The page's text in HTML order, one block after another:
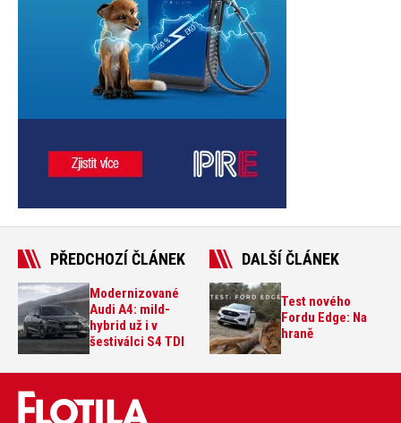
PŘEDCHOZÍ ČLÁNEK
Modernizované
Audi A4: mild-
hybrid už i v
šestiválci S4 TDI
DALŠÍ ČLÁNEK
Test nového
Fordu Edge: Na
hraně